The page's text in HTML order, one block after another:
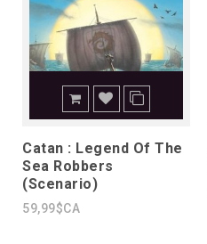
Catan : Legend Of The
Sea Robbers
(Scenario)
59,99$CA